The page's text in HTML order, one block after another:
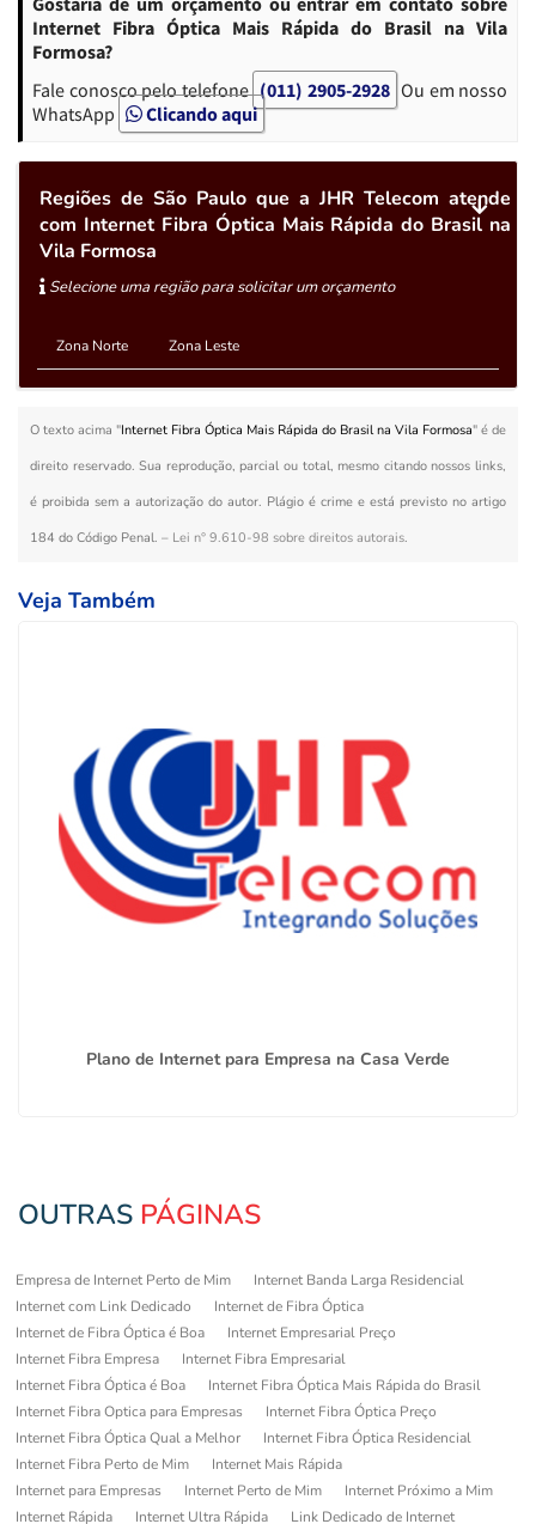
Internet Fibra Óptica Mais Rápida do Brasil na Vila
Formosa?
Fale conosco pelo telefone (011) 2905-2928 Ou em nosso
WhatsApp
Clicando aqui
Regiões de São Paulo que a JHR Telecom atende
com Internet Fibra Óptica Mais Rápida do Brasil na
Vila Formosa
Selecione uma região para solicitar um orçamento
Zona Norte Zona Leste
O texto acima "Internet Fibra Óptica Mais Rápida do Brasil na Vila Formosa" é de
direito reservado. Sua reprodução, parcial ou total, mesmo citando nossos links,
é proibida sem a autorização do autor. Plágio é crime e está previsto no artigo
184 do Código Penal. – Lei n° 9.610-98 sobre direitos autorais.
Veja Também
Plano de Internet para Empresa na Casa Verde
OUTRAS PÁGINAS
Empresa de Internet Perto de Mim
Internet Banda Larga Residencial
Internet com Link Dedicado
Internet de Fibra Óptica
Internet de Fibra Óptica é Boa
Internet Empresarial Preço
Internet Fibra Empresa
Internet Fibra Empresarial
Internet Fibra Óptica é Boa
Internet Fibra Óptica Mais Rápida do Brasil
Internet Fibra Optica para Empresas
Internet Fibra Óptica Preço
Internet Fibra Óptica Qual a Melhor
Internet Fibra Óptica Residencial
Internet Fibra Perto de Mim
Internet Mais Rápida
Internet para Empresas
Internet Perto de Mim
Internet Próximo a Mim
Internet Rápida
Internet Ultra Rápida
Link Dedicado de Internet